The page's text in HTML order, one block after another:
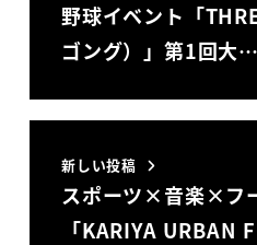
野球イベント「
ゴング）」第1回大…
新しい投稿
スポーツ×音楽×フ
「KARIYA URBAN